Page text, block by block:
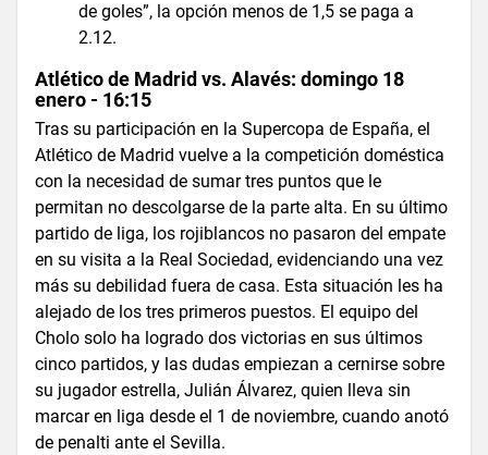
de goles”, la opción menos de 1,5 se paga a
2.12.
Atlético de Madrid vs. Alavés: domingo 18
enero - 16:15
Tras su participación en la Supercopa de España, el
Atlético de Madrid vuelve a la competición doméstica
con la necesidad de sumar tres puntos que le
permitan no descolgarse de la parte alta. En su último
partido de liga, los rojiblancos no pasaron del empate
en su visita a la Real Sociedad, evidenciando una vez
más su debilidad fuera de casa. Esta situación les ha
alejado de los tres primeros puestos. El equipo del
Cholo solo ha logrado dos victorias en sus últimos
cinco partidos, y las dudas empiezan a cernirse sobre
su jugador estrella, Julián Álvarez, quien lleva sin
marcar en liga desde el 1 de noviembre, cuando anotó
de penalti ante el Sevilla.